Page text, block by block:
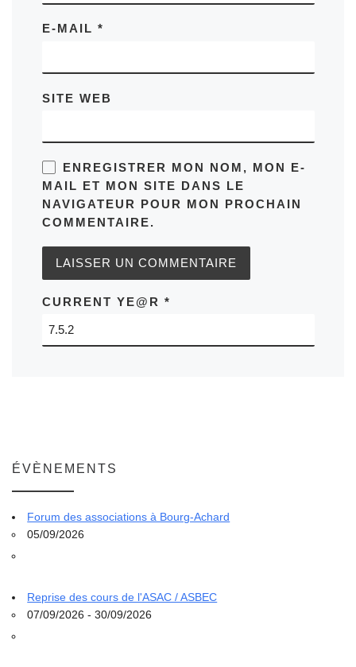
E-MAIL *
SITE WEB
ENREGISTRER MON NOM, MON E-
MAIL ET MON SITE DANS LE
NAVIGATEUR POUR MON PROCHAIN
COMMENTAIRE.
CURRENT YE@R *
ÉVÈNEMENTS
Forum des associations à Bourg-Achard
05/09/2026
Reprise des cours de l'ASAC / ASBEC
07/09/2026 - 30/09/2026